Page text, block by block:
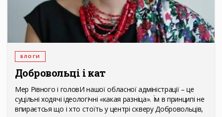
БЛОГИ
Добровольці і кат
Мер Рівного і головИ нашої обласної адміністрації – це
суцільні ходячі ідеологічні «какая разніца». Їм в принципі не
впираєтсья що і хто стоїть у центрі скверу Добровольців,